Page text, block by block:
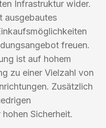
Infrastruktur wider.
ausgebautes
freuen.
ist auf hohem
zu einer Vielzahl von
Zusätzlich
Sicherheit.